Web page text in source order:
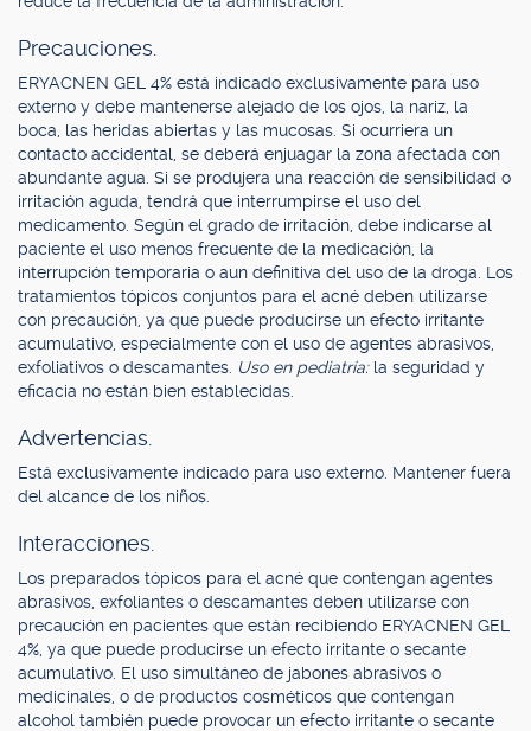
Precauciones.
ERYACNEN GEL 4% está indicado exclusivamente para uso
externo y debe mantenerse alejado de los ojos, la nariz, la
boca, las heridas abiertas y las mucosas. Si ocurriera un
contacto accidental, se deberá enjuagar la zona afectada con
abundante agua. Si se produjera una reacción de sensibilidad o
irritación aguda, tendrá que interrumpirse el uso del
medicamento. Según el grado de irritación, debe indicarse al
paciente el uso menos frecuente de la medicación, la
interrupción temporaria o aun definitiva del uso de la droga. Los
tratamientos tópicos conjuntos para el acné deben utilizarse
con precaución, ya que puede producirse un efecto irritante
acumulativo, especialmente con el uso de agentes abrasivos,
exfoliativos o descamantes. Uso en pediatría: la seguridad y
eficacia no están bien establecidas.
Advertencias.
Está exclusivamente indicado para uso externo. Mantener fuera
del alcance de los niños.
Interacciones.
Los preparados tópicos para el acné que contengan agentes
abrasivos, exfoliantes o descamantes deben utilizarse con
precaución en pacientes que están recibiendo ERYACNEN GEL
4%, ya que puede producirse un efecto irritante o secante
acumulativo. El uso simultáneo de jabones abrasivos o
medicinales, o de productos cosméticos que contengan
alcohol también puede provocar un efecto irritante o secante